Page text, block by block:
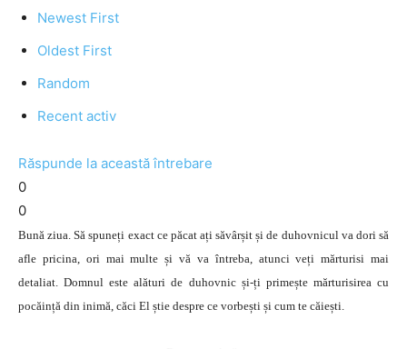
Newest First
Oldest First
Random
Recent activ
Răspunde la această întrebare
0
0
Bună ziua. Să spuneți exact ce păcat ați săvârșit și de duhovnicul va dori să
afle pricina, ori mai multe și vă va întreba, atunci veți mărturisi mai
detaliat. Domnul este alături de duhovnic și-ți primește mărturisirea cu
pocăință din inimă, căci El știe despre ce vorbești și cum te căiești.